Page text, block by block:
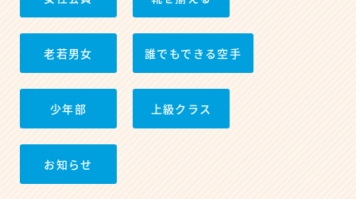
老若男女 誰でもできる空手
少年部 上級クラス
お知らせ